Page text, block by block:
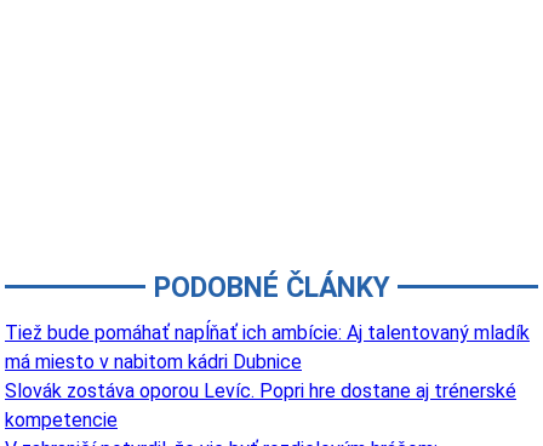
PODOBNÉ ČLÁNKY
Tiež bude pomáhať napĺňať ich ambície: Aj talentovaný mladík
má miesto v nabitom kádri Dubnice
Slovák zostáva oporou Levíc. Popri hre dostane aj trénerské
kompetencie